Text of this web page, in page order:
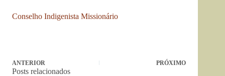
Conselho Indigenista Missionário
ANTERIOR PRÓXIMO
Posts relacionados